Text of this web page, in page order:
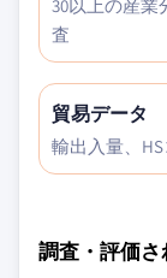
30以上の産業
査
貿易データ
輸出入量、
調査・評価